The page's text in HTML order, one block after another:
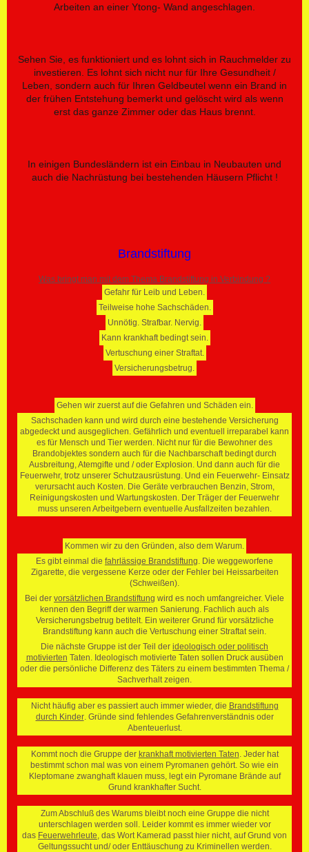
Arbeiten an einer Ytong- Wand angeschlagen.
Sehen Sie, es funktioniert und es lohnt sich in Rauchmelder zu
investieren. Es lohnt sich nicht nur für Ihre Gesundheit /
Leben, sondern auch für Ihren Geldbeutel wenn ein Brand in
der frühen Entstehung bemerkt und gelöscht wird als wenn
erst das ganze Zimmer oder das Haus brennt.
In einigen Bundesländern ist ein Einbau in Neubauten und
auch die Nachrüstung bei bestehenden Häusern Pflicht !
Brandstiftung
Was bringt man mit dem Thema Brandstiftung in Verbindung ?
Gefahr für Leib und Leben.
Teilweise hohe Sachschäden.
Unnötig. Strafbar. Nervig.
Kann krankhaft bedingt sein.
Vertuschung einer Straftat.
Versicherungsbetrug.
Gehen wir zuerst auf die Gefahren und Schäden ein.
Sachschaden kann und wird durch eine bestehende Versicherung
abgedeckt und ausgeglichen. Gefährlich und eventuell irreparabel kann
es für Mensch und Tier werden. Nicht nur für die Bewohner des
Brandobjektes sondern auch für die Nachbarschaft bedingt durch
Ausbreitung, Atemgifte und / oder Explosion. Und dann auch für die
Feuerwehr, trotz unserer Schutzausrüstung. Und ein Feuerwehr- Einsatz
verursacht auch Kosten. Die Geräte verbrauchen Benzin, Strom,
Reinigungskosten und Wartungskosten. Der Träger der Feuerwehr
muss unseren Arbeitgebern eventuelle Ausfallzeiten bezahlen.
Kommen wir zu den Gründen, also dem Warum.
Es gibt einmal die fahrlässige Brandstiftung . Die weggeworfene
Zigarette, die vergessene Kerze oder der Fehler bei Heissarbeiten
(Schweißen).
Bei der vorsätzlichen Brandstiftung wird es noch umfangreicher. Viele
kennen den Begriff der warmen Sanierung. Fachlich auch als
Versicherungsbetrug betitelt. Ein weiterer Grund für vorsätzliche
Brandstiftung kann auch die Vertuschung einer Straftat sein.
Die nächste Gruppe ist der Teil der ideologisch oder politisch
motivierten Taten. Ideologisch motivierte Taten sollen Druck ausüben
oder die persönliche Differenz des Täters zu einem bestimmten Thema /
Sachverhalt zeigen.
Nicht häufig aber es passiert auch immer wieder, die Brandstiftung
durch Kinder. Gründe sind fehlendes Gefahrenverständnis oder
Abenteuerlust.
Kommt noch die Gruppe der krankhaft motivierten Taten . Jeder hat
bestimmt schon mal was von einem Pyromanen gehört. So wie ein
Kleptomane zwanghaft klauen muss, legt ein Pyromane Brände auf
Grund krankhafter Sucht.
Zum Abschluß des Warums bleibt noch eine Gruppe die nicht
unterschlagen werden soll. Leider kommt es immer wieder vor
das Feuerwehrleute , das Wort Kamerad passt hier nicht, auf Grund von
Geltungssucht und/ oder Enttäuschung zu Kriminellen werden.